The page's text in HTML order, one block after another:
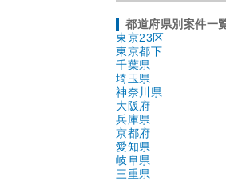
都道府県別案件一
東京23区
東京都下
千葉県
埼玉県
神奈川県
大阪府
兵庫県
京都府
愛知県
岐阜県
三重県